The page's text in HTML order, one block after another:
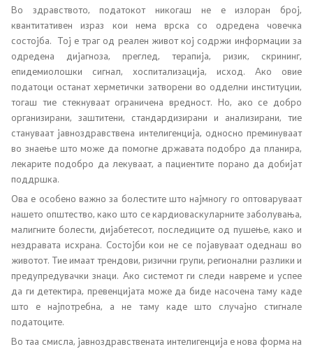
Установи од секундарна и терцијална ЗЗ
Аптеки
Овластувања за здравствени установи
Обнова на дозвола за работа
Завршни сметки
Регулатива
Закони
Предлог закони
Подзаконски акти
Во здравството, податокот никогаш не е излоран број,
квантитативен израз кои нема врска со одредена човечка
состојба. Тој е траг од реален живот кој содржи информации за
одредена дијагноза, преглед, терапија, ризик, скрининг,
епидемиолошки сигнал, хоспитализација, исход. Ако овие
податоци останат херметички затворени во одделни институции,
тогаш тие стекнуваат ограничена вредност. Но, ако се добро
организирани, заштитени, стандардизирани и анализирани, тие
стануваат јавноздравствена интелигенција, односно преминуваат
во знаење што може да помогне државата подобро да планира,
лекарите подобро да лекуваат, а пациентите порано да добијат
поддршка.
Ова е особено важно за болестите што најмногу го оптоваруваат
нашето општество, како што се кардиоваскуларните заболувања,
малигните болести, дијабетесот, последиците од пушење, како и
нездравата исхрана. Состојби кои не се појавуваат одеднаш во
животот. Тие имаат трендови, ризични групи, регионални разлики и
предупредувачки знаци. Ако системот ги следи навреме и успее
да ги детектира, превенцијата може да биде насочена таму каде
што е најпотребна, а не таму каде што случајно стигнале
податоците.
Во таа смисла, јавноздравствената интелигенција е нова форма на